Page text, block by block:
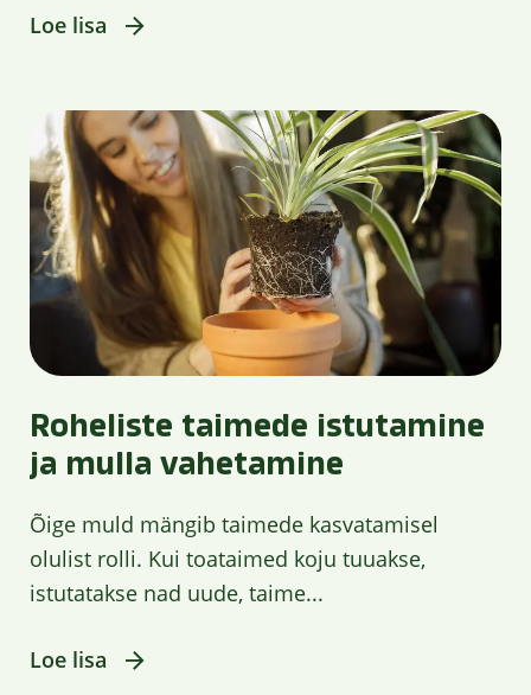
Loe lisa
Roheliste taimede istutamine
ja mulla vahetamine
Õige muld mängib taimede kasvatamisel
olulist rolli. Kui toataimed koju tuuakse,
istutatakse nad uude, taime...
Loe lisa